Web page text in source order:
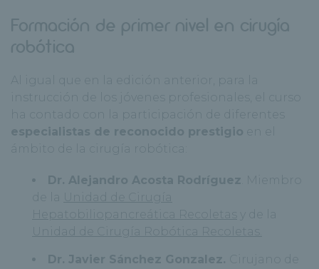
Formación de primer nivel en cirugía
robótica
Al igual que en la edición anterior, para la
instrucción de los jóvenes profesionales, el curso
ha contado con la participación de diferentes
especialistas de reconocido prestigio en el
ámbito de la cirugía robótica:
Dr. Alejandro Acosta Rodríguez . Miembro
de la
Unidad de Cirugía
Hepatobiliopancreática Recoletas
y de la
Unidad de Cirugía Robótica Recoletas.
Dr. Javier Sánchez Gonzalez.
Cirujano de